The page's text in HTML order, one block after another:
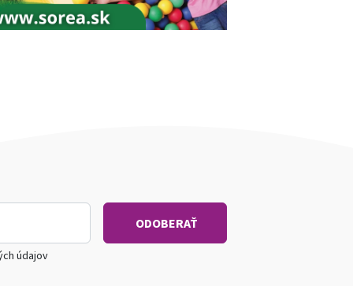
údajov